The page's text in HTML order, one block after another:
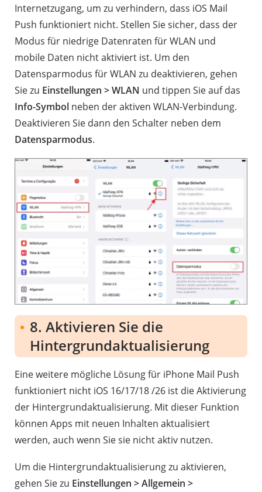
Internetzugang, um zu verhindern, dass iOS Mail
Push funktioniert nicht. Stellen Sie sicher, dass der
Modus für niedrige Datenraten für WLAN und
mobile Daten nicht aktiviert ist. Um den
Datensparmodus für WLAN zu deaktivieren, gehen
Sie zu Einstellungen > WLAN und tippen Sie auf das
Info-Symbol neben der aktiven WLAN-Verbindung.
Deaktivieren Sie dann den Schalter neben dem
Datensparmodus.
8. Aktivieren Sie die
Hintergrundaktualisierung
Eine weitere mögliche Lösung für iPhone Mail Push
funktioniert nicht iOS 16/17/18 /26 ist die Aktivierung
der Hintergrundaktualisierung. Mit dieser Funktion
können Apps mit neuen Inhalten aktualisiert
werden, auch wenn Sie sie nicht aktiv nutzen.
Um die Hintergrundaktualisierung zu aktivieren,
gehen Sie zu Einstellungen > Allgemein >